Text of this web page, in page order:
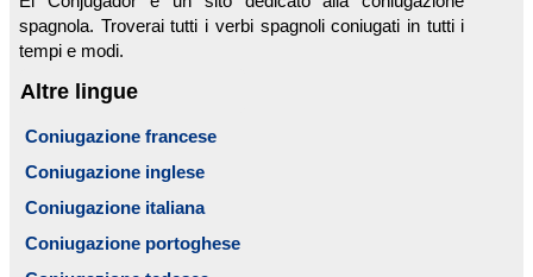
spagnola. Troverai tutti i verbi spagnoli coniugati in tutti i
tempi e modi.
Altre lingue
Coniugazione francese
Coniugazione inglese
Coniugazione italiana
Coniugazione portoghese